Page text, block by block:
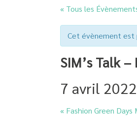
« Tous les
Cet évènement est
SIM’s Talk
7 avril
« Fashion Green Days